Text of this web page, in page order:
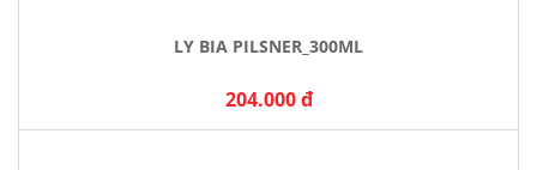
LY BIA PILSNER_300ML
204.000 đ